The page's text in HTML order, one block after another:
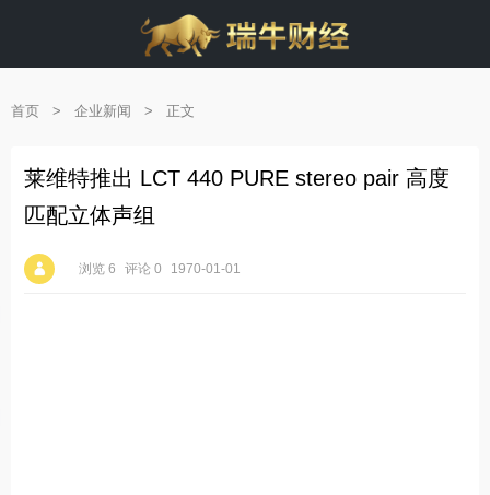
首页 > 企业新闻 > 正文
莱维特推出 LCT 440 PURE stereo pair 高度
匹配立体声组
浏览 6 评论 0 1970-01-01